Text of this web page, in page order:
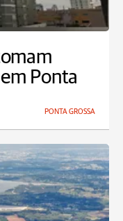
Ponta
PONTA GROSSA